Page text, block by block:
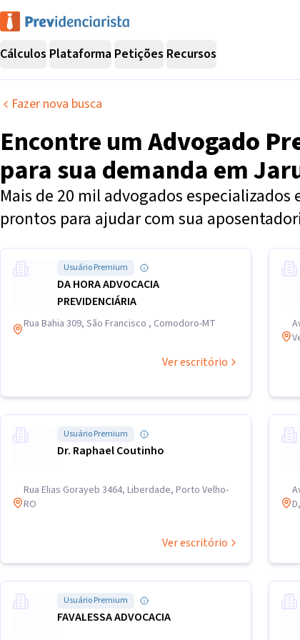
Cálculos Plataforma Petições Recursos
Fazer nova busca
Encontre umAdvogado
para sua demanda em
Mais de 20 mil advogados
prontos para ajudar com sua
Usuário Premium
DA HORA ADVOCACIA
PREVIDENCIÁRIA
Rua Bahia 309, São Francisco , Comodoro-MT
Ver escritório
Usuário Premium
Dr. Raphael Coutinho
Rua Elias Gorayeb 3464, Liberdade, Porto Velho-
RO
Ver escritório
Usuário Premium
FAVALESSA ADVOCACIA